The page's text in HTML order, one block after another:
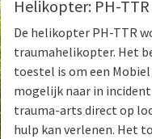
Helikopter: PH-TTR
De helikopter PH-TTR
traumahelikopter. Het
toestel is om een
mogelijk naar in
trauma-arts direct op
hulp kan verlenen. Het